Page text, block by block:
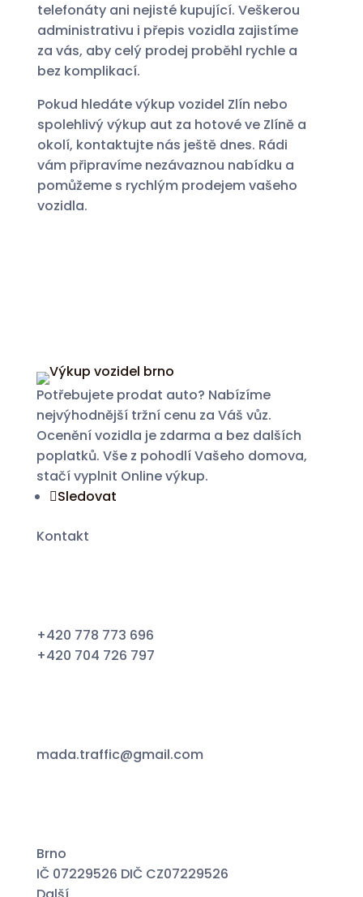
telefonáty ani nejisté kupující. Veškerou
administrativu i přepis vozidla zajistíme
za vás, aby celý prodej proběhl rychle a
bez komplikací.
Pokud hledáte výkup vozidel Zlín nebo
spolehlivý výkup aut za hotové ve Zlíně a
okolí, kontaktujte nás ještě dnes. Rádi
vám připravíme nezávaznou nabídku a
pomůžeme s rychlým prodejem vašeho
vozidla.
Potřebujete prodat auto? Nabízíme
nejvýhodnější tržní cenu za Váš vůz.
Ocenění vozidla je zdarma a bez dalších
poplatků. Vše z pohodlí Vašeho domova,
stačí vyplnit Online výkup.
Sledovat
Kontakt
+420 778 773 696
+420 704 726 797
mada.traffic@gmail.com
Brno
IČ 07229526 DIČ CZ07229526